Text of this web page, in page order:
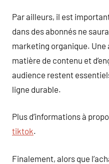
Par ailleurs, il est
dans des abonnés ne
marketing organique. Une
matière de contenu et
audience restent
ligne durable.
Plus d’informations à
tiktok.
Finalement, alors que